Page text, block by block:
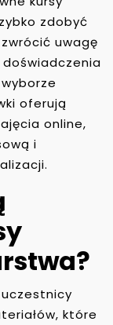
zdobyć
uwagę
oferują
online,
i
które